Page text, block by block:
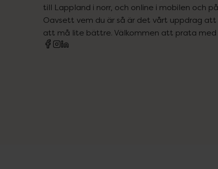
till Lappland i norr, och online i mobilen och
Oavsett vem du är så är det vårt uppdrag att
att må lite bättre. Välkommen att prata med